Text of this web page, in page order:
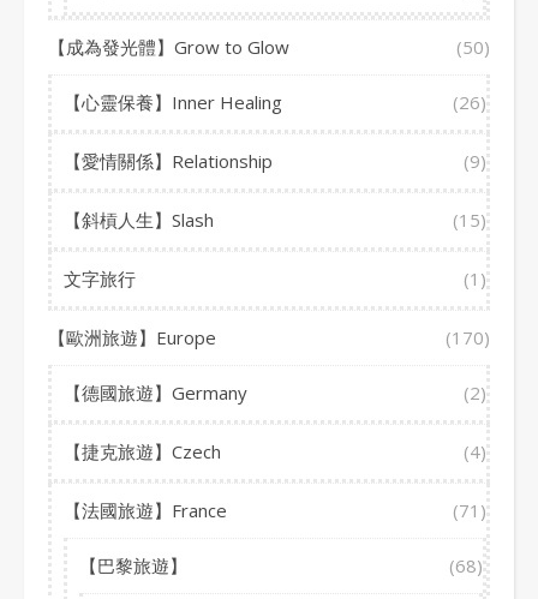
【成為發光體】Grow to Glow (50)
【心靈保養】Inner Healing (26)
【愛情關係】Relationship (9)
【斜槓人生】Slash (15)
文字旅行 (1)
【歐洲旅遊】Europe (170)
【德國旅遊】Germany (2)
【捷克旅遊】Czech (4)
【法國旅遊】France (71)
【巴黎旅遊】 (68)